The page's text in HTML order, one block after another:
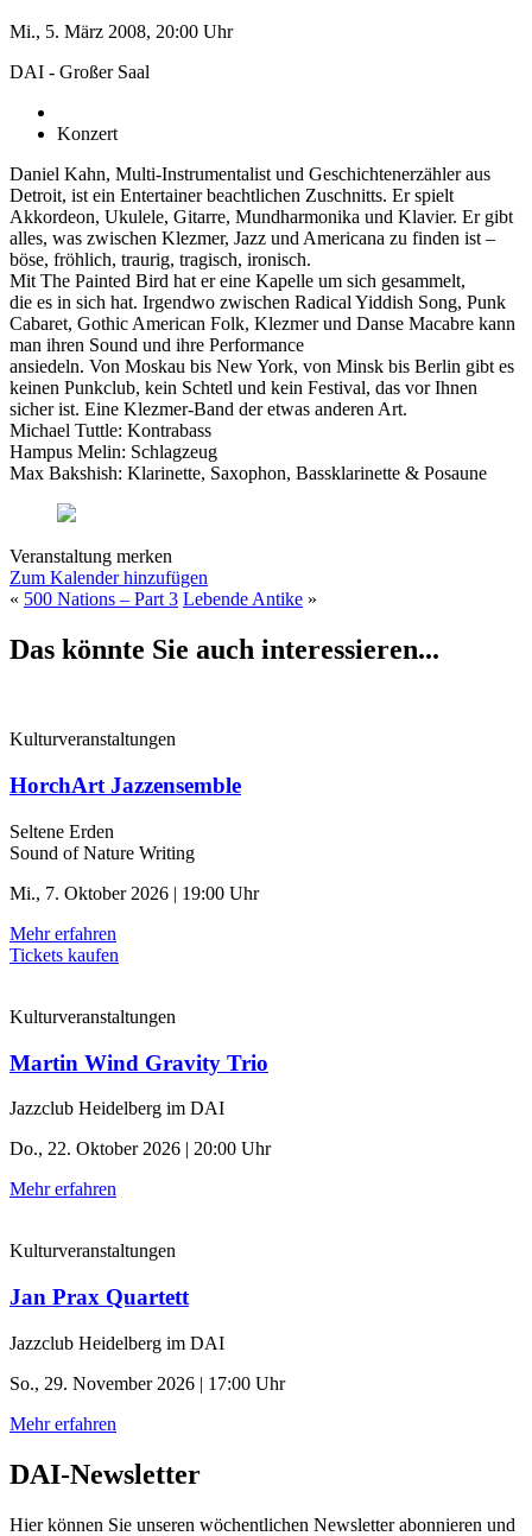
Mi., 5. März 2008, 20:00 Uhr
DAI - Großer Saal
Konzert
Daniel Kahn, Multi-Instrumentalist und Geschichtenerzähler aus
Detroit, ist ein Entertainer beachtlichen Zuschnitts. Er spielt
Akkordeon, Ukulele, Gitarre, Mundharmonika und Klavier. Er gibt
alles, was zwischen Klezmer, Jazz und Americana zu finden ist –
böse, fröhlich, traurig, tragisch, ironisch.
Mit The Painted Bird hat er eine Kapelle um sich gesammelt,
die es in sich hat. Irgendwo zwischen Radical Yiddish Song, Punk
Cabaret, Gothic American Folk, Klezmer und Danse Macabre kann
man ihren Sound und ihre Performance
ansiedeln. Von Moskau bis New York, von Minsk bis Berlin gibt es
keinen Punkclub, kein Schtetl und kein Festival, das vor Ihnen
sicher ist. Eine Klezmer-Band der etwas anderen Art.
Michael Tuttle: Kontrabass
Hampus Melin: Schlagzeug
Max Bakshish: Klarinette, Saxophon, Bassklarinette & Posaune
Veranstaltung merken
Zum Kalender hinzufügen
« 500 Nations – Part 3 Lebende Antike »
Das könnte Sie auch interessieren...
Kulturveranstaltungen
HorchArt Jazzensemble
Seltene Erden
Sound of Nature Writing
Mi., 7. Oktober 2026 | 19:00 Uhr
Mehr erfahren
Tickets kaufen
Kulturveranstaltungen
Martin Wind Gravity Trio
Jazzclub Heidelberg im DAI
Do., 22. Oktober 2026 | 20:00 Uhr
Mehr erfahren
Kulturveranstaltungen
Jan Prax Quartett
Jazzclub Heidelberg im DAI
So., 29. November 2026 | 17:00 Uhr
Mehr erfahren
DAI-Newsletter
Hier können Sie unseren wöchentlichen Newsletter abonnieren und